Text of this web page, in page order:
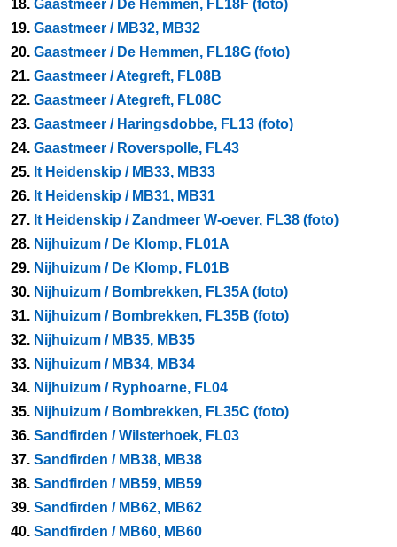
18. Gaastmeer / De Hemmen, FL18F (foto)
19. Gaastmeer / MB32, MB32
20. Gaastmeer / De Hemmen, FL18G (foto)
21. Gaastmeer / Ategreft, FL08B
22. Gaastmeer / Ategreft, FL08C
23. Gaastmeer / Haringsdobbe, FL13 (foto)
24. Gaastmeer / Roverspolle, FL43
25. It Heidenskip / MB33, MB33
26. It Heidenskip / MB31, MB31
27. It Heidenskip / Zandmeer W-oever, FL38 (foto)
28. Nijhuizum / De Klomp, FL01A
29. Nijhuizum / De Klomp, FL01B
30. Nijhuizum / Bombrekken, FL35A (foto)
31. Nijhuizum / Bombrekken, FL35B (foto)
32. Nijhuizum / MB35, MB35
33. Nijhuizum / MB34, MB34
34. Nijhuizum / Ryphoarne, FL04
35. Nijhuizum / Bombrekken, FL35C (foto)
36. Sandfirden / Wilsterhoek, FL03
37. Sandfirden / MB38, MB38
38. Sandfirden / MB59, MB59
39. Sandfirden / MB62, MB62
40. Sandfirden / MB60, MB60